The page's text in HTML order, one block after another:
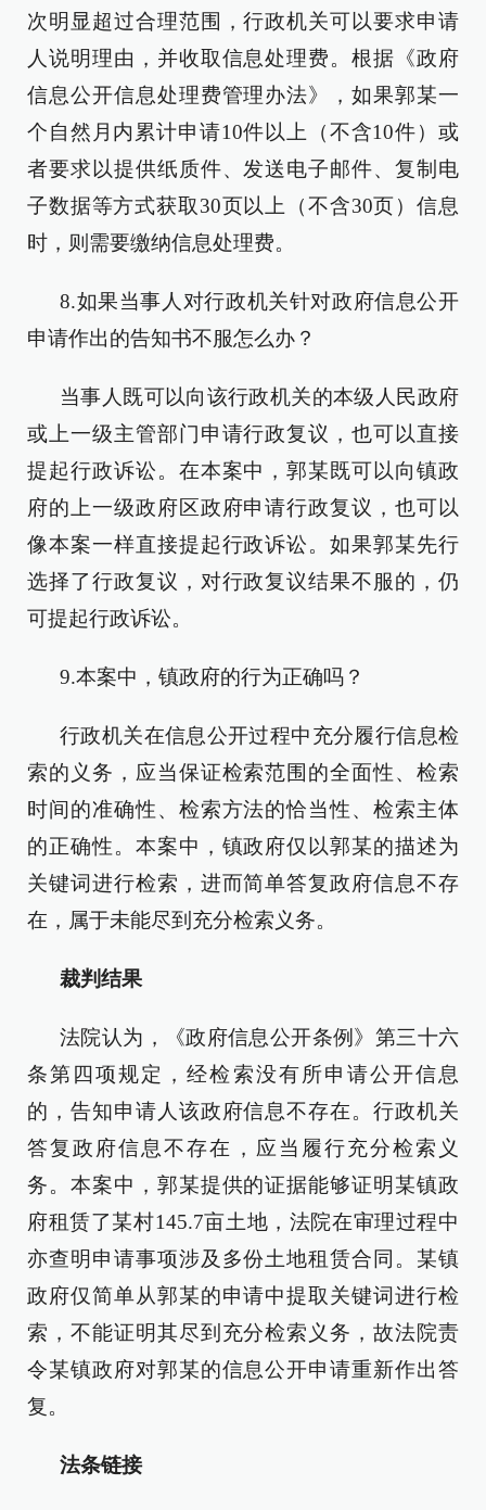
次明显超过合理范围，行政机关可以要求申请
人说明理由，并收取信息处理费。根据《政府
信息公开信息处理费管理办法》，如果郭某一
个自然月内累计申请10件以上（不含10件）或
者要求以提供纸质件、发送电子邮件、复制电
子数据等方式获取30页以上（不含30页）信息
时，则需要缴纳信息处理费。
8.如果当事人对行政机关针对政府信息公开
申请作出的告知书不服怎么办？
当事人既可以向该行政机关的本级人民政府
或上一级主管部门申请行政复议，也可以直接
提起行政诉讼。在本案中，郭某既可以向镇政
府的上一级政府区政府申请行政复议，也可以
像本案一样直接提起行政诉讼。如果郭某先行
选择了行政复议，对行政复议结果不服的，仍
可提起行政诉讼。
9.本案中，镇政府的行为正确吗？
行政机关在信息公开过程中充分履行信息检
索的义务，应当保证检索范围的全面性、检索
时间的准确性、检索方法的恰当性、检索主体
的正确性。本案中，镇政府仅以郭某的描述为
关键词进行检索，进而简单答复政府信息不存
在，属于未能尽到充分检索义务。
裁判结果
法院认为，《政府信息公开条例》第三十六
条第四项规定，经检索没有所申请公开信息
的，告知申请人该政府信息不存在。行政机关
答复政府信息不存在，应当履行充分检索义
务。本案中，郭某提供的证据能够证明某镇政
府租赁了某村145.7亩土地，法院在审理过程中
亦查明申请事项涉及多份土地租赁合同。某镇
政府仅简单从郭某的申请中提取关键词进行检
索，不能证明其尽到充分检索义务，故法院责
令某镇政府对郭某的信息公开申请重新作出答
复。
法条链接